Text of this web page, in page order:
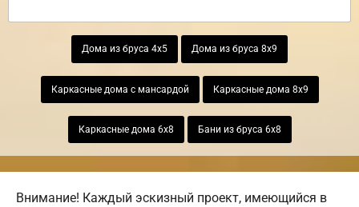
Дома из бруса 4х5 Дома из бруса 8х9
Каркасные дома с мансардой Каркасные дома 8х9
Каркасные дома 6х8 Бани из бруса 6х8
Внимание! Каждый эскизный проект, имеющийся в